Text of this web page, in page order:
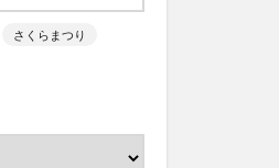
さくらまつり